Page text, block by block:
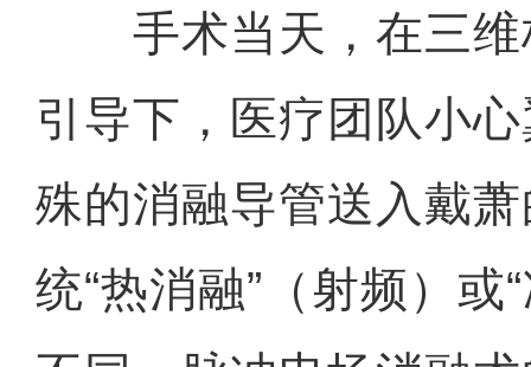
手术当天，在三维
引导下，医疗团队小
殊的消融导管送入戴
统“热消融”（射频）或